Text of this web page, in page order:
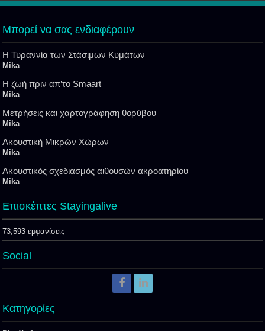
Μπορεί να σας ενδιαφέρουν
Η Τυραννία των Στάσιμων Κυμάτων
Mika
Η ζωή πριν απ’το Smaart
Mika
Μετρήσεις και χαρτογράφηση θορύβου
Mika
Ακουστική Μικρών Χώρων
Mika
Ακουστικός σχεδιασμός αιθουσών ακροατηρίου
Mika
Επισκέπτες Stayingalive
73,593 εμφανίσεις
Social
Kατηγορίες